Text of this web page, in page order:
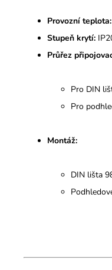
Provozní teplota:
Stupeň krytí:
Průřez
Pro DIN
Pro
Montáž:
DIN lišta